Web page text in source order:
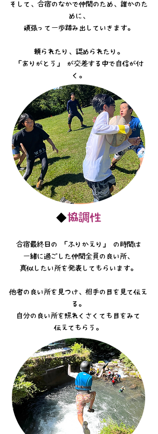
そして、合宿のなかで仲間のため、誰かのた
めに、
頑張って一歩踏み出していきます。
頼られたり、認められたり。
「ありがとう」 が交差する中で自信が付
く。
◆協調性
合宿最終日の 「ふりかえり」 の時間は
一緒に過ごした仲間全員の良い所、
真似したい所を発表してもらいます。
他者の良い所を見つけ、相手の目を見て伝え
る。
自分の良い所を照れくさくても目をみて
伝えてもらう。